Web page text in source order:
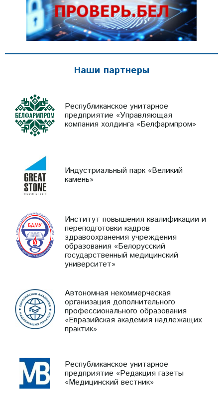
Наши партнеры
Республиканское унитарное
предприятие «Управляющая
компания холдинга «Белфармпром»
Индустриальный парк «Великий
камень»
Институт повышения квалификации и
переподготовки кадров
здравоохранения учреждения
образования «Белорусский
государственный медицинский
университет»
Автономная некоммерческая
организация дополнительного
профессионального образования
«Евразийская академия надлежащих
практик»
Республиканское унитарное
предприятие «Редакция газеты
«Медицинский вестник»